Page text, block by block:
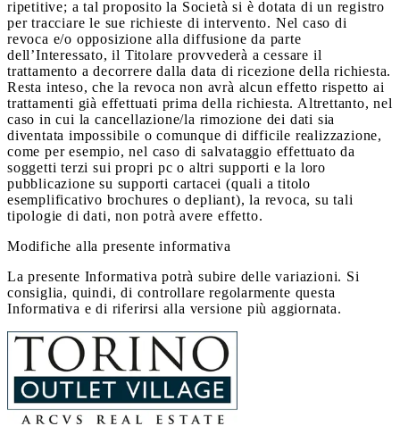
ripetitive; a tal proposito la Società si è dotata di un registro
per tracciare le sue richieste di intervento. Nel caso di
revoca e/o opposizione alla diffusione da parte
dell’Interessato, il Titolare provvederà a cessare il
trattamento a decorrere dalla data di ricezione della richiesta.
Resta inteso, che la revoca non avrà alcun effetto rispetto ai
trattamenti già effettuati prima della richiesta. Altrettanto, nel
caso in cui la cancellazione/la rimozione dei dati sia
diventata impossibile o comunque di difficile realizzazione,
come per esempio, nel caso di salvataggio effettuato da
soggetti terzi sui propri pc o altri supporti e la loro
pubblicazione su supporti cartacei (quali a titolo
esemplificativo brochures o depliant), la revoca, su tali
tipologie di dati, non potrà avere effetto.
Modifiche alla presente informativa
La presente Informativa potrà subire delle variazioni. Si
consiglia, quindi, di controllare regolarmente questa
Informativa e di riferirsi alla versione più aggiornata.